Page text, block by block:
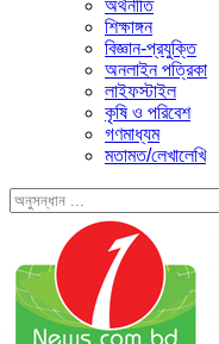
অর্থনীতি
শিক্ষাঙ্গন
বিজ্ঞান-প্রযুক্তি
অনলাইন পত্রিকা
লাইফস্টাইল
কৃষি ও পরিবেশ
গণমাধ্যম
মতামত/লেখালেখি